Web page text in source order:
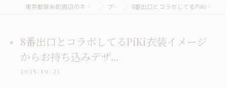
東京都錦糸町周辺のネイルサロンならneroria nail ブログ 8番出口とコラボしてるPiKi衣装イメージからお持ち込みデザ...
8番出口とコラボしてるPiKi衣装イメージ
からお持ち込みデザ...
2025/10/23